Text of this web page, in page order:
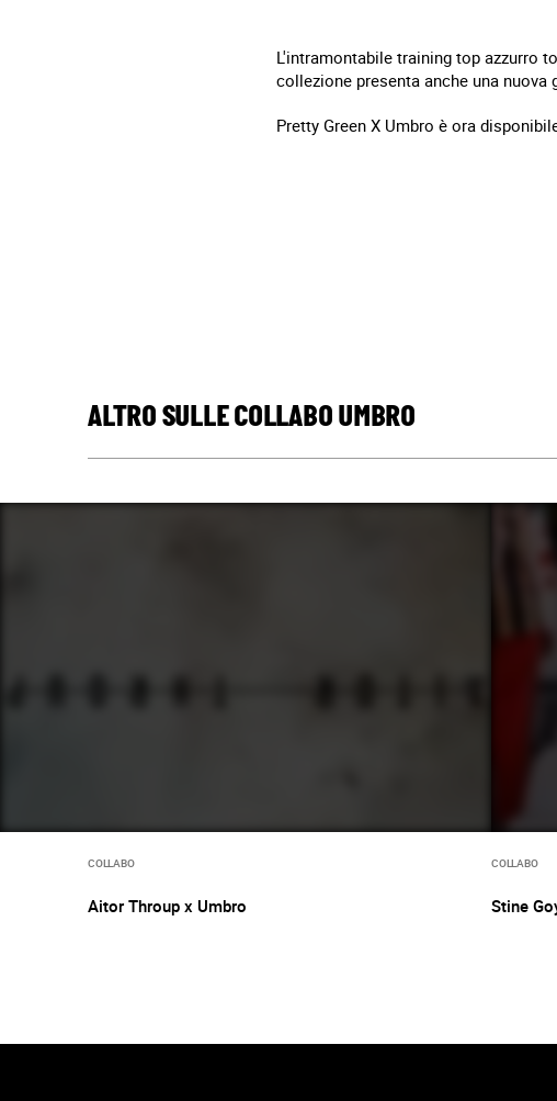
L'intramontabile training top azzurro
collezione presenta anche una
Pretty Green X Umbro è ora
ALTRO SULLE COLLABO UMBRO
COLLABO
Aitor Throup x Umbro
COLLABO
Stine